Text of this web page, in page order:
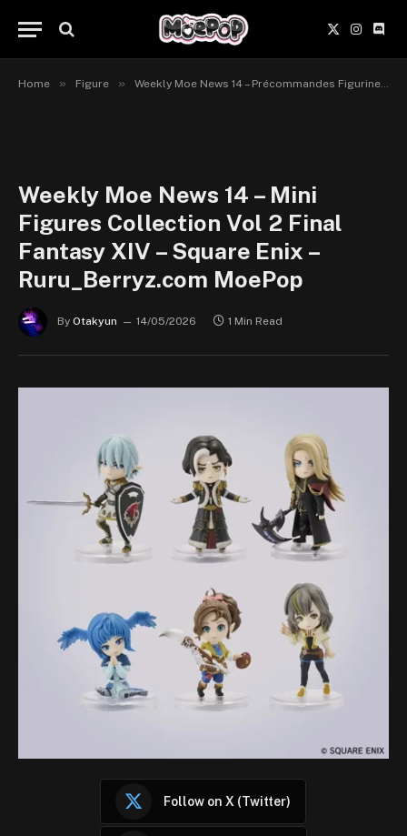
X
(Twitter)
Home » Figure » Weekly Moe News 14 – Précommandes Figurines du 04 au 17 mai 2026
Weekly Moe News 14 – Mini
Figures Collection Vol 2 Final
Fantasy XIV – Square Enix –
Ruru_Berryz.com MoePop
By Otakyun 14/05/2026 1 Min Read
Follow on X (Twitter)